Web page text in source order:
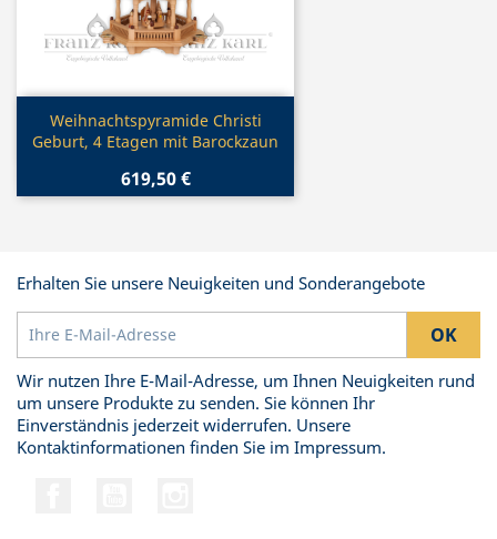
Vorschau
Weihnachtspyramide Christi
Geburt, 4 Etagen mit Barockzaun
619,50 €
Erhalten Sie unsere Neuigkeiten und Sonderangebote
Wir nutzen Ihre E-Mail-Adresse, um Ihnen Neuigkeiten rund
um unsere Produkte zu senden. Sie können Ihr
Einverständnis jederzeit widerrufen. Unsere
Kontaktinformationen finden Sie im Impressum.